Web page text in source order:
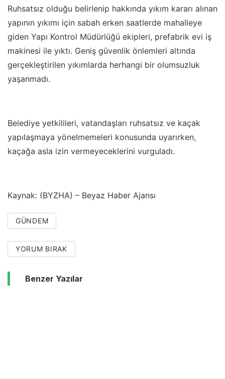
Ruhsatsız olduğu belirlenip hakkında yıkım kararı alınan
yapının yıkımı için sabah erken saatlerde mahalleye
giden Yapı Kontrol Müdürlüğü ekipleri, prefabrik evi iş
makinesi ile yıktı. Geniş güvenlik önlemleri altında
gerçekleştirilen yıkımlarda herhangi bir olumsuzluk
yaşanmadı.
Belediye yetkilileri, vatandaşları ruhsatsız ve kaçak
yapılaşmaya yönelmemeleri konusunda uyarırken,
kaçağa asla izin vermeyeceklerini vurguladı.
Kaynak: (BYZHA) – Beyaz Haber Ajansı
GÜNDEM
YORUM BIRAK
Benzer Yazılar